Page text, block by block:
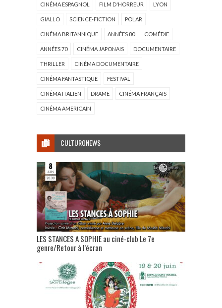
CINÉMA ESPAGNOL FILM D'HORREUR LYON
GIALLO SCIENCE-FICTION POLAR
CINÉMA BRITANNIQUE ANNÉES 80 COMÉDIE
ANNÉES 70 CINÉMA JAPONAIS DOCUMENTAIRE
THRILLER CINÉMA DOCUMENTAIRE
CINÉMA FANTASTIQUE FESTIVAL
CINÉMA ITALIEN DRAME CINÉMA FRANÇAIS
CINÉMA AMERICAIN
CULTURONEWS
LES STANCES A SOPHIE au ciné-club Le 7e
genre/Retour à l’écran